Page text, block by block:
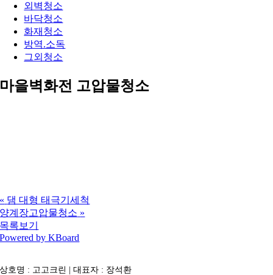
외벽청소
바닥청소
화재청소
방역.소독
그외청소
마을벽화전 고압물청소
« 댐 대형 태극기세척
양계장고압물청소 »
목록보기
Powered by KBoard
상호명 : 고고크린 | 대표자 : 장석환